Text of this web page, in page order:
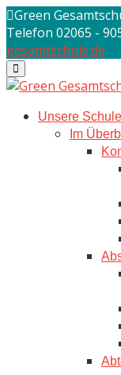
Skip
to
content
Green
Telefon 02065 -
gesamtschule.de
Unsere Schule
Im